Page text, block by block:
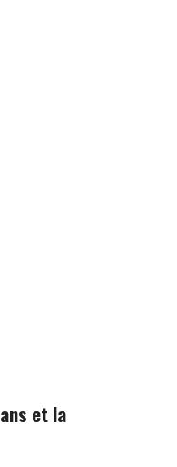
et la